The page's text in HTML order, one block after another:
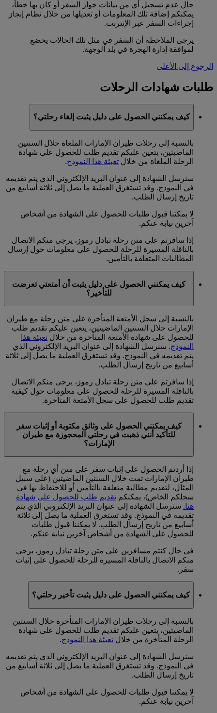
حال عدم تسجيل أي من بيانات جواز السفر أو كان بها خطأ،
يمكنكم إضافة تلك المعلومات أو تعديلها من خلال نظام إنجاز
إجراءات السفر عبر الإنترنت.
يرجى الملاحظة أن السفر في مثل تلك الحالات يخضع
لموافقة إدارة الهجرة في بلد الوجهة.
الرجوع إلى الأعلى
طلبات شهادات الرحلات
كيف يمكنني الحصول على دليل يثبت إلغاء رحلتي؟
بالنسبة إلى رحلات طيران الإمارات الملغاة خلال السنتين
الماضيتين، يتعين عليكم تقديم طلب للحصول على شهادة
الرحلة الملغاة من خلال تعبئة هذا النموذج.
سنرسل الشهادة إلى عنوان البريد الإلكتروني الذي يتم تقديمه
في النموذج. وقد تستغرق العملية ما يصل إلى ثلاثة أسابيع من
تاريخ إرسال الطلب.
لا يمكننا قبول طلبات للحصول على الشهادة من أشخاص
آخرين نيابة عنكم.
إذا سافرتم على متن رحلة تبادل رموز، يرجى منكم الاتصال
بالناقلة المسيرة للرحلة للحصول على معلومات حول إرسال
المطالبات المتعلقة بالتأمين.
كيف يمكنني الحصول على دليل يثبت أن أمتعتي تعرضت
للتأخير؟
بالنسبة إلى سجل الأمتعة المتأخرة على متن رحلة مع طيران
الإمارات خلال السنتين الماضيتين، يتعين عليكم تقديم طلب
للحصول على شهادة الأمتعة المتأخرة من خلال تعبئة هذا
النموذج. سنرسل الشهادة إلى عنوان البريد الإلكتروني الذي
يتم تقديمه في النموذج. وقد تستغرق العملية ما يصل إلى ثلاثة
أسابيع من تاريخ إرسال الطلب.
إذا سافرتم على متن رحلة تبادل رموز، يرجى منكم الاتصال
بالناقلة المسيرة للرحلة للحصول على معلومات حول كيفية
تقديم طلب للحصول على سجل الأمتعة المتأخرة.
كيف يمكنني الحصول على وثائق مكتوبة أو إثبات سفر
للتأكيد أنني ذهبت في رحلتي المحجوزة مع طيران
الإمارات؟
إذا أردتم الحصول على إثبات سفر على متن أي رحلة مع
طيران الإمارات تمت خلال السنتين الماضيتين (على سبيل
المثال، لتقديم مطالبة متعلقة بالتأمين أو للاحتفاظ بها في
سجلكم الخاص)، يمكنكم تقديم طلب للحصول على شهادة
هنا. سنرسل الشهادة إلى عنوان البريد الإلكتروني الذي يتم
تقديمه في النموذج. وقد تستغرق العملية ما يصل إلى ثلاثة
أسابيع من تاريخ إرسال الطلب. لا يمكننا قبول طلبات
للحصول على الشهادة من أشخاص آخرين نيابة عنكم.
في حال كنتم مسافرين على متن رحلة تبادل رموز، يرجى
منكم الاتصال بالناقلة المسيرة للرحلة للحصول على إثبات
سفر.
كيف يمكنني الحصول على دليل يثبت تأخير رحلتي؟
بالنسبة إلى رحلات طيران الإمارات المتأخرة خلال السنتين
الماضيتين، يتعين عليكم تقديم طلب للحصول على شهادة
الرحلة المتأخرة من خلال تعبئة هذا النموذج.
سنرسل الشهادة إلى عنوان البريد الإلكتروني الذي يتم تقديمه
في النموذج. وقد تستغرق العملية ما يصل إلى ثلاثة أسابيع من
تاريخ إرسال الطلب.
لا يمكننا قبول طلبات للحصول على الشهادة من أشخاص
آخرين نيابة عنكم.